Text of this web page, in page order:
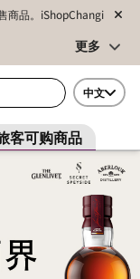
商品。iShopChangi
更多
中文
客可购商品